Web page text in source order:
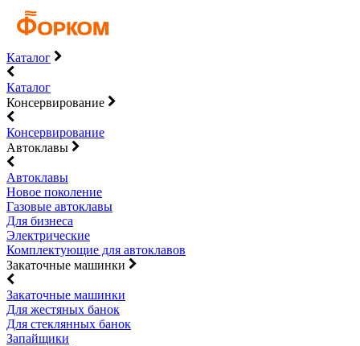
Каталог
Каталог
Консервирование
Консервирование
Автоклавы
Автоклавы
Новое поколение
Газовые автоклавы
Для бизнеса
Электрические
Комплектующие для автоклавов
Закаточные машинки
Закаточные машинки
Для жестяных банок
Для стеклянных банок
Запайщики